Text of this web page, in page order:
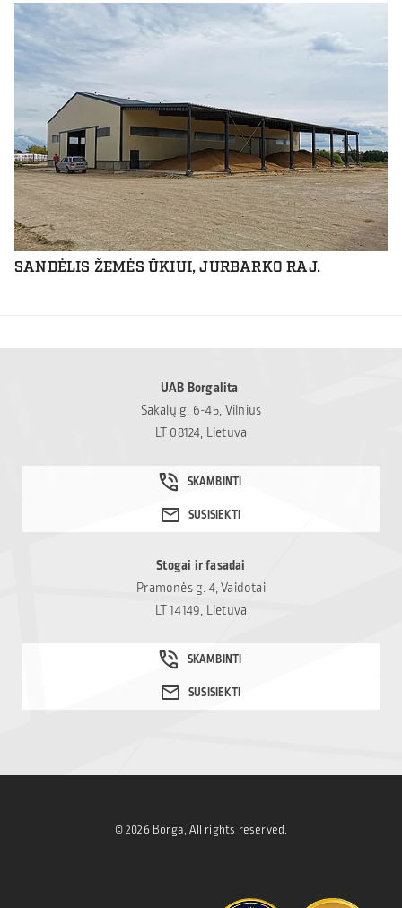
SANDĖLIS ŽEMĖS ŪKIUI, JURBARKO RAJ.
UAB Borgalita
Sakalų g. 6-45, Vilnius
LT 08124, Lietuva
Stogai ir fasadai
Pramonės g. 4, Vaidotai
LT 14149, Lietuva
© 2026 Borga, All rights reserved.